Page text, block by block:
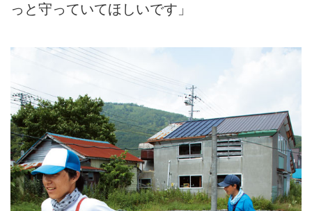
っと守っていてほしいです」